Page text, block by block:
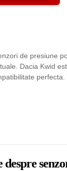
de presiune
Dacia Kwid
perfecta.